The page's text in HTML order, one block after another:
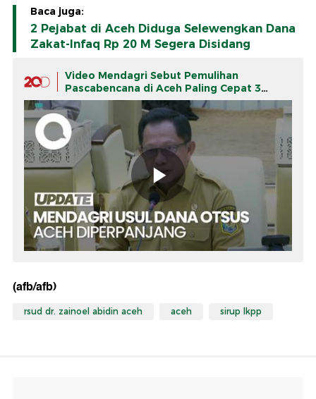
Baca juga:
2 Pejabat di Aceh Diduga Selewengkan Dana
Zakat-Infaq Rp 20 M Segera Disidang
Video Mendagri Sebut Pemulihan
Pascabencana di Aceh Paling Cepat 3
Tahun
(afb/afb)
rsud dr. zainoel abidin aceh aceh sirup lkpp